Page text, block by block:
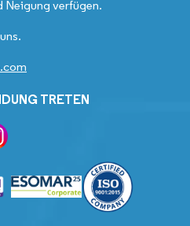
Neigung verfügen.
TRETEN